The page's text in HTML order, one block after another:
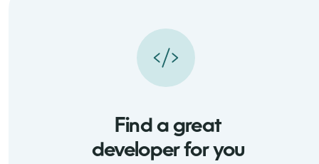
Find a great
developer for you